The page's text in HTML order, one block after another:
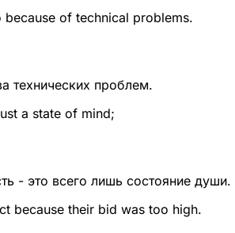
of technical problems.
технических проблем.
a state of mind;
- это всего лишь состояние души.
because their bid was too high.